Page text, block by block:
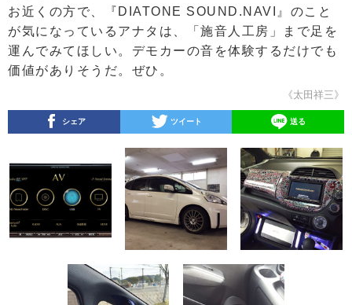
お近くの方で、『DIATONE SOUND.NAVI』のこと
が気になっているアナタは、「施音人工房」まで足を
運んでみてほしい。デモカーの音を体験するだけでも
価値がありそうだ。ぜひ。
《太田祥三》
シェア ツイート 送る